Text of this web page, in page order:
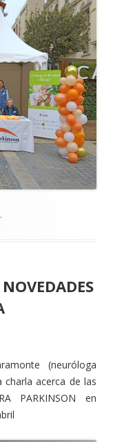
.
(neuróloga
charla acerca de las
PARKINSON en